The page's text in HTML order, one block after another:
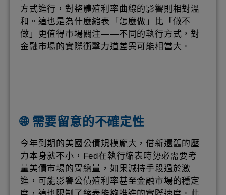
方式進行，對整體殖利率曲線的影響則相對溫
和。這也是為什麼縮表「怎麼做」比「做不
做」更值得市場關注——不同的執行方式，對
金融市場的實際衝擊力道差異可能相當大。
🌐 需要留意的不確定性
今年到期的美國公債規模龐大，借新還舊的壓
力本身就不小，Fed在執行縮表時勢必需要考
量美債市場的胃納量，如果減持手段過於激
進，可能影響公債殖利率甚至金融市場的穩定